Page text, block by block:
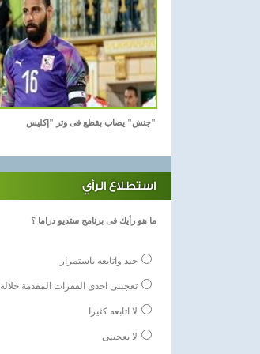
"جنش" يصاب بقطع فى وتر "إكليس
استطلاع الرأي
ما هو رأيك فى برنامج ستديو دراما ؟
جيد واتابعه باستمرار
تعجبنى احدى الفقرات المقدمة خلاله
لا اتابعه كثيرا
لا يعجبنى